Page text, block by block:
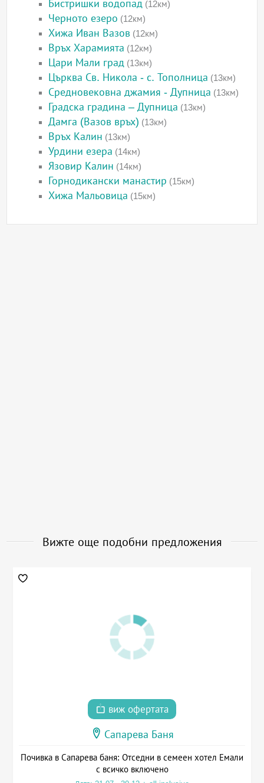
Бистришки водопад (12км)
Черното езеро (12км)
Хижа Иван Вазов (12км)
Връх Харамията (12км)
Цари Мали град (13км)
Църква Св. Никола - с. Тополница (13км)
Средновековна джамия - Дупница (13км)
Градска градина – Дупница (13км)
Дамга (Вазов връх) (13км)
Връх Калин (13км)
Урдини езера (14км)
Язовир Калин (14км)
Горнодикански манастир (15км)
Хижа Мальовица (15км)
Вижте още подобни предложения
виж офертата
Сапарева Баня
Почивка в Сапарева баня: Отседни в семеен хотел Емали
с всичко включено